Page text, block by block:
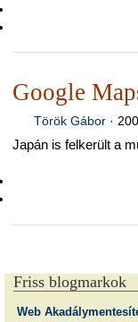
Google
Török Gábor·
Japán is felkerült a
Friss blogmarkok
Web